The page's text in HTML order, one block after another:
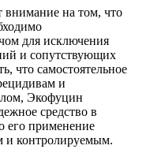
на том, что
для исключения
и сопутствующих
что самостоятельное
и
Экофуцин
средство в
его применение
и контролируемым.